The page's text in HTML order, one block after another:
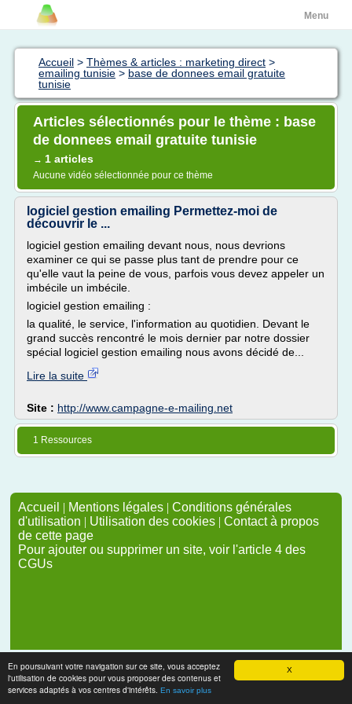
X
En poursuivant votre navigation sur ce site, vous acceptez
l'utilisation de cookies pour vous proposer des contenus et
services adaptés à vos centres d'intérêts. En savoir plus
Menu
Accueil > Thèmes & articles : marketing direct >
emailing tunisie > base de donnees email gratuite
tunisie
Articles sélectionnés pour le thème : base
de donnees email gratuite tunisie
→ 1 articles
Aucune vidéo sélectionnée pour ce thème
logiciel gestion emailing Permettez-moi de
découvrir le ...
logiciel gestion emailing devant nous, nous devrions
examiner ce qui se passe plus tant de prendre pour ce
qu'elle vaut la peine de vous, parfois vous devez appeler un
imbécile un imbécile.
logiciel gestion emailing :
la qualité, le service, l'information au quotidien. Devant le
grand succès rencontré le mois dernier par notre dossier
spécial logiciel gestion emailing nous avons décidé de...
Lire la suite
Site : http://www.campagne-e-mailing.net
1 Ressources
Accueil | Mentions légales | Conditions générales
d'utilisation | Utilisation des cookies | Contact à propos
de cette page
Pour ajouter ou supprimer un site, voir l'article 4 des
CGUs